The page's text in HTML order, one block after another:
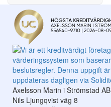
Axelsson Marin i Strömstad AB
Nils Ljungqvist väg 8